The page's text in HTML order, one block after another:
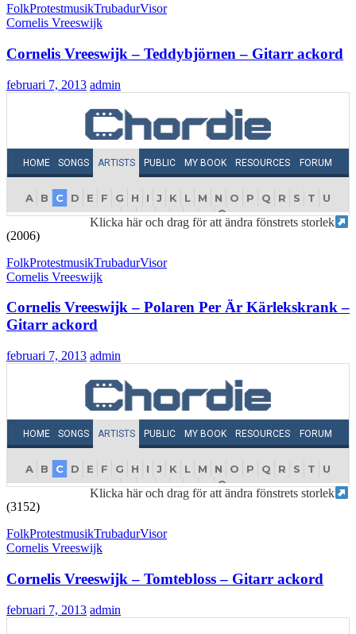
FolkProtestmusikTrubadurVisor
Cornelis Vreeswijk
Cornelis Vreeswijk – Teddybjörnen – Gitarr ackord
februari 7, 2013 admin
Klicka här och drag för att ändra fönstrets storlek
(2006)
FolkProtestmusikTrubadurVisor
Cornelis Vreeswijk
Cornelis Vreeswijk – Polaren Per Är Kärlekskrank –
Gitarr ackord
februari 7, 2013 admin
Klicka här och drag för att ändra fönstrets storlek
(3152)
FolkProtestmusikTrubadurVisor
Cornelis Vreeswijk
Cornelis Vreeswijk – Tomtebloss – Gitarr ackord
februari 7, 2013 admin